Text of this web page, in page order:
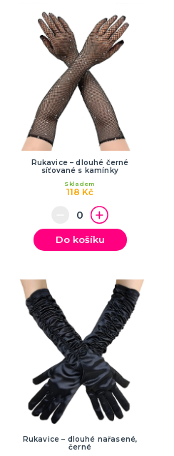
SPORTOVNÍ VYBAVENÍ PRO
Oblečení a doplňky
Barvy, make-up, paruky
Výzdoba a dekorace
Rukavice – dlouhé černé
síťované s kamínky
118 Kč
Skladem
Do košíku
Rukavice – dlouhé nařasené,
černé